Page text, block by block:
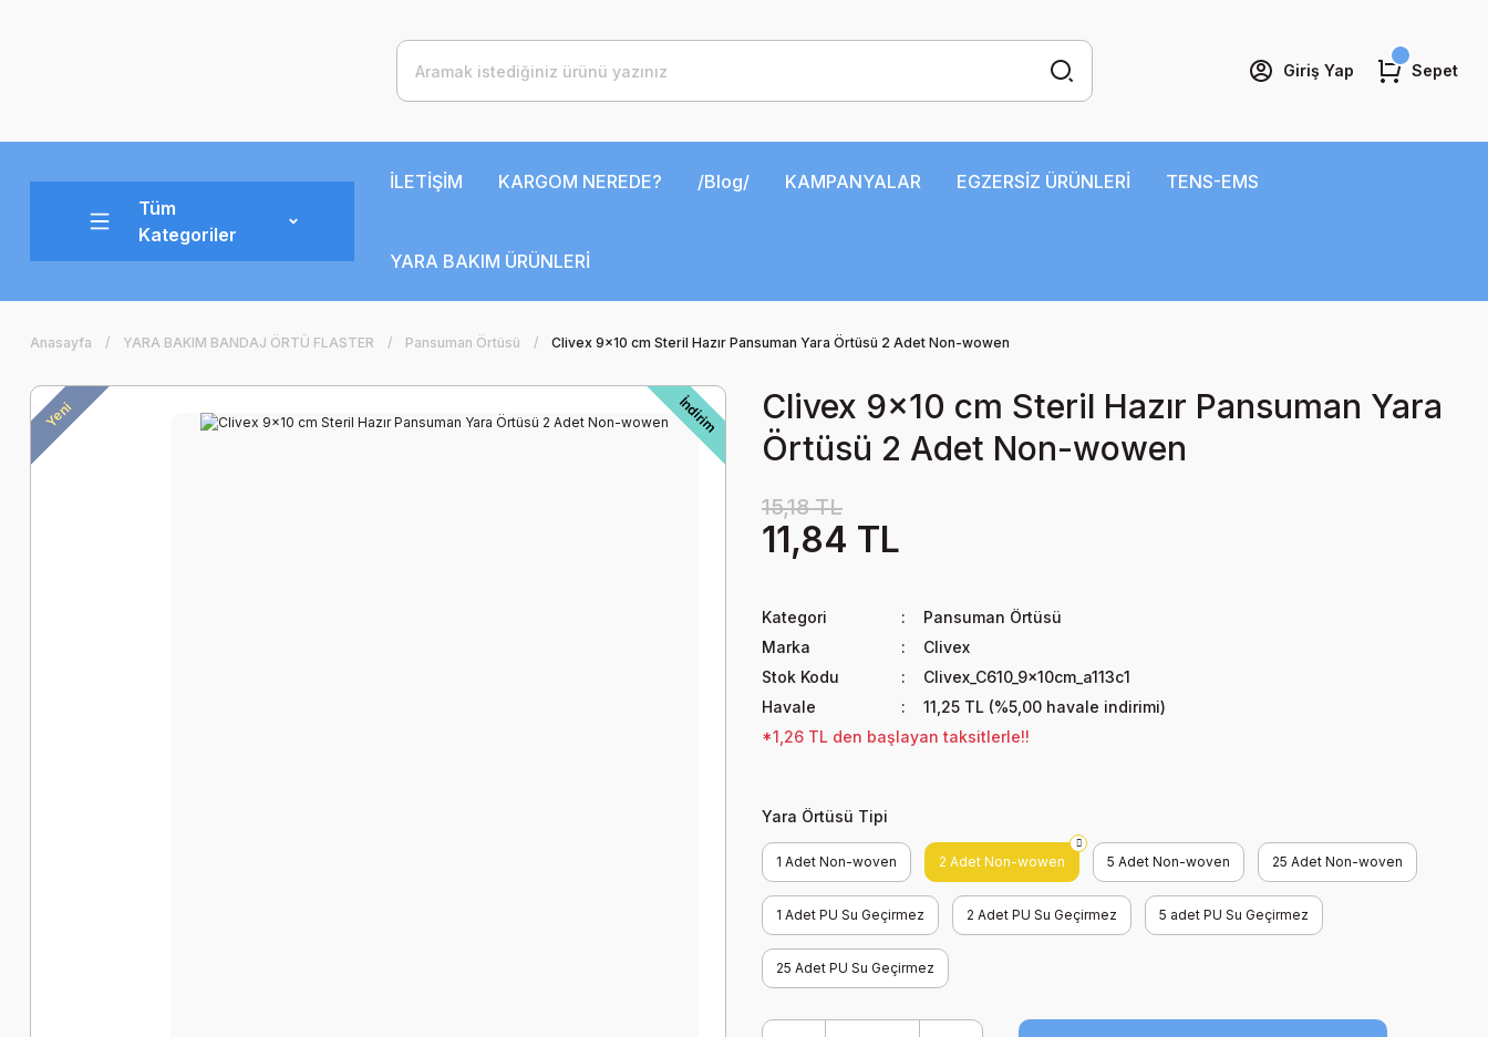
Giriş Yap Sepet
Tüm
Kategoriler
İLETİŞİM KARGOM NEREDE? /Blog/ KAMPANYALAR EGZERSİZ ÜRÜNLERİ TENS-EMS
YARA BAKIM ÜRÜNLERİ
Anasayfa YARA BAKIM BANDAJ ÖRTÜ FLASTER Pansuman Örtüsü Clivex 9x10 cm Steril Hazır Pansuman Yara Örtüsü 2 Adet Non-wowen
Yeni İndirim
Clivex 9x10 cm Steril Hazır Pansuman Yara
Örtüsü 2 Adet Non-wowen
15,18 TL
11,84 TL
Kategori
Pansuman Örtüsü
Marka
Clivex
Stok Kodu
Clivex_C610_9x10cm_a113c1
Havale
11,25 TL (%5,00 havale indirimi)
*1,26 TL den başlayan taksitlerle!!
Yara Örtüsü Tipi
1 Adet Non-woven 2 Adet Non-wowen 5 Adet Non-woven 25 Adet Non-woven
1 Adet PU Su Geçirmez 2 Adet PU Su Geçirmez 5 adet PU Su Geçirmez
25 Adet PU Su Geçirmez